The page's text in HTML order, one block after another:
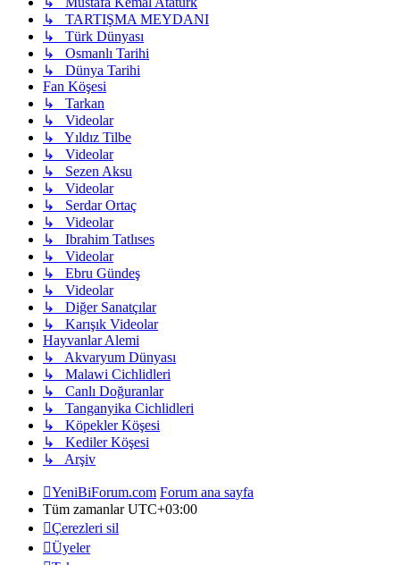
↳ TARTIŞMA MEYDANI
↳ Türk Dünyası
↳ Osmanlı Tarihi
↳ Dünya Tarihi
Fan Köşesi
↳ Tarkan
↳ Videolar
↳ Yıldız Tilbe
↳ Videolar
↳ Sezen Aksu
↳ Videolar
↳ Serdar Ortaç
↳ Videolar
↳ Ibrahim Tatlıses
↳ Videolar
↳ Ebru Gündeş
↳ Videolar
↳ Diğer Sanatçılar
↳ Karışık Videolar
Hayvanlar Alemi
↳ Akvaryum Dünyası
↳ Malawi Cichlidleri
↳ Canlı Doğuranlar
↳ Tanganyika Cichlidleri
↳ Köpekler Köşesi
↳ Kediler Köşesi
↳ Arşiv
YeniBiForum.com Forum ana sayfa
Tüm zamanlarUTC+03:00
Çerezleri sil
Üyeler